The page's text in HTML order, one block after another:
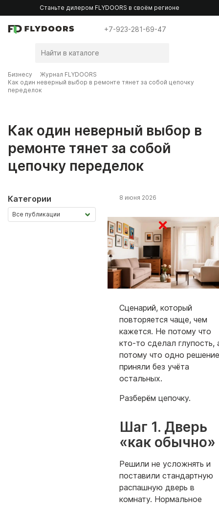
Станьте дилером FLYDOORS в своём регионе
+7-923-281-69-47
Бизнесу
Журнал FLYDOORS
Как один неверный выбор в ремонте тянет за собой цепочку
переделок
Как один неверный выбор в
ремонте тянет за собой
цепочку переделок
Категории 8 июня 2026
Сценарий, который
повторяется чаще, чем
кажется. Не потому что
кто-то сделал глупость,
потому что одно решение
приняли без учёта
остальных.
Разберём цепочку.
Шаг 1. Дверь
«как обычно»
Решили не усложнять и
поставили стандартную
распашную дверь в
комнату. Нормальное